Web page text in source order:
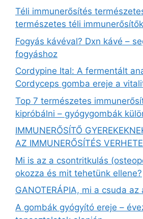
Téli immunerősítés
természetes téli immunerősítők
Fogyás kávéval? Dxn kávé –
fogyáshoz
Cordypine Ital: A fermentált
Cordyceps gomba ereje a
Top 7 természetes
kipróbálni – gyógygombák
IMMUNERŐSÍTŐ
AZ IMMUNERŐSÍTÉS
Mi is az a csontritkulás
okozza és mit tehetünk ellene?
GANOTERÁPIA, mi a csuda
A gombák gyógyító ereje –